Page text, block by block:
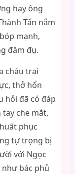
hay ông
Tấn nắm
mạnh,
đâm đụ.
cháu trai
thở hổn
hỏi đã có đáp
che mắt,
phục
tự trọng bị
với Ngọc
như bác phủ